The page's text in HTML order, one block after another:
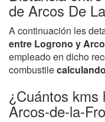
de Arcos De
A continuación les
entre Logrono y
empleado en dicho
combustile
¿Cuántos kms
Arcos-de-la-